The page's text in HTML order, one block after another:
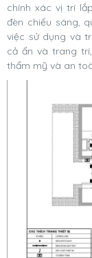
chính xác vị trí
đèn chiếu sáng,
việc sử dụng và
cả ẩn và trang
thẩm mỹ và an